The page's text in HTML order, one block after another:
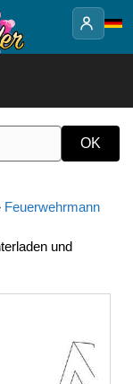
Feuerwehrmann
und